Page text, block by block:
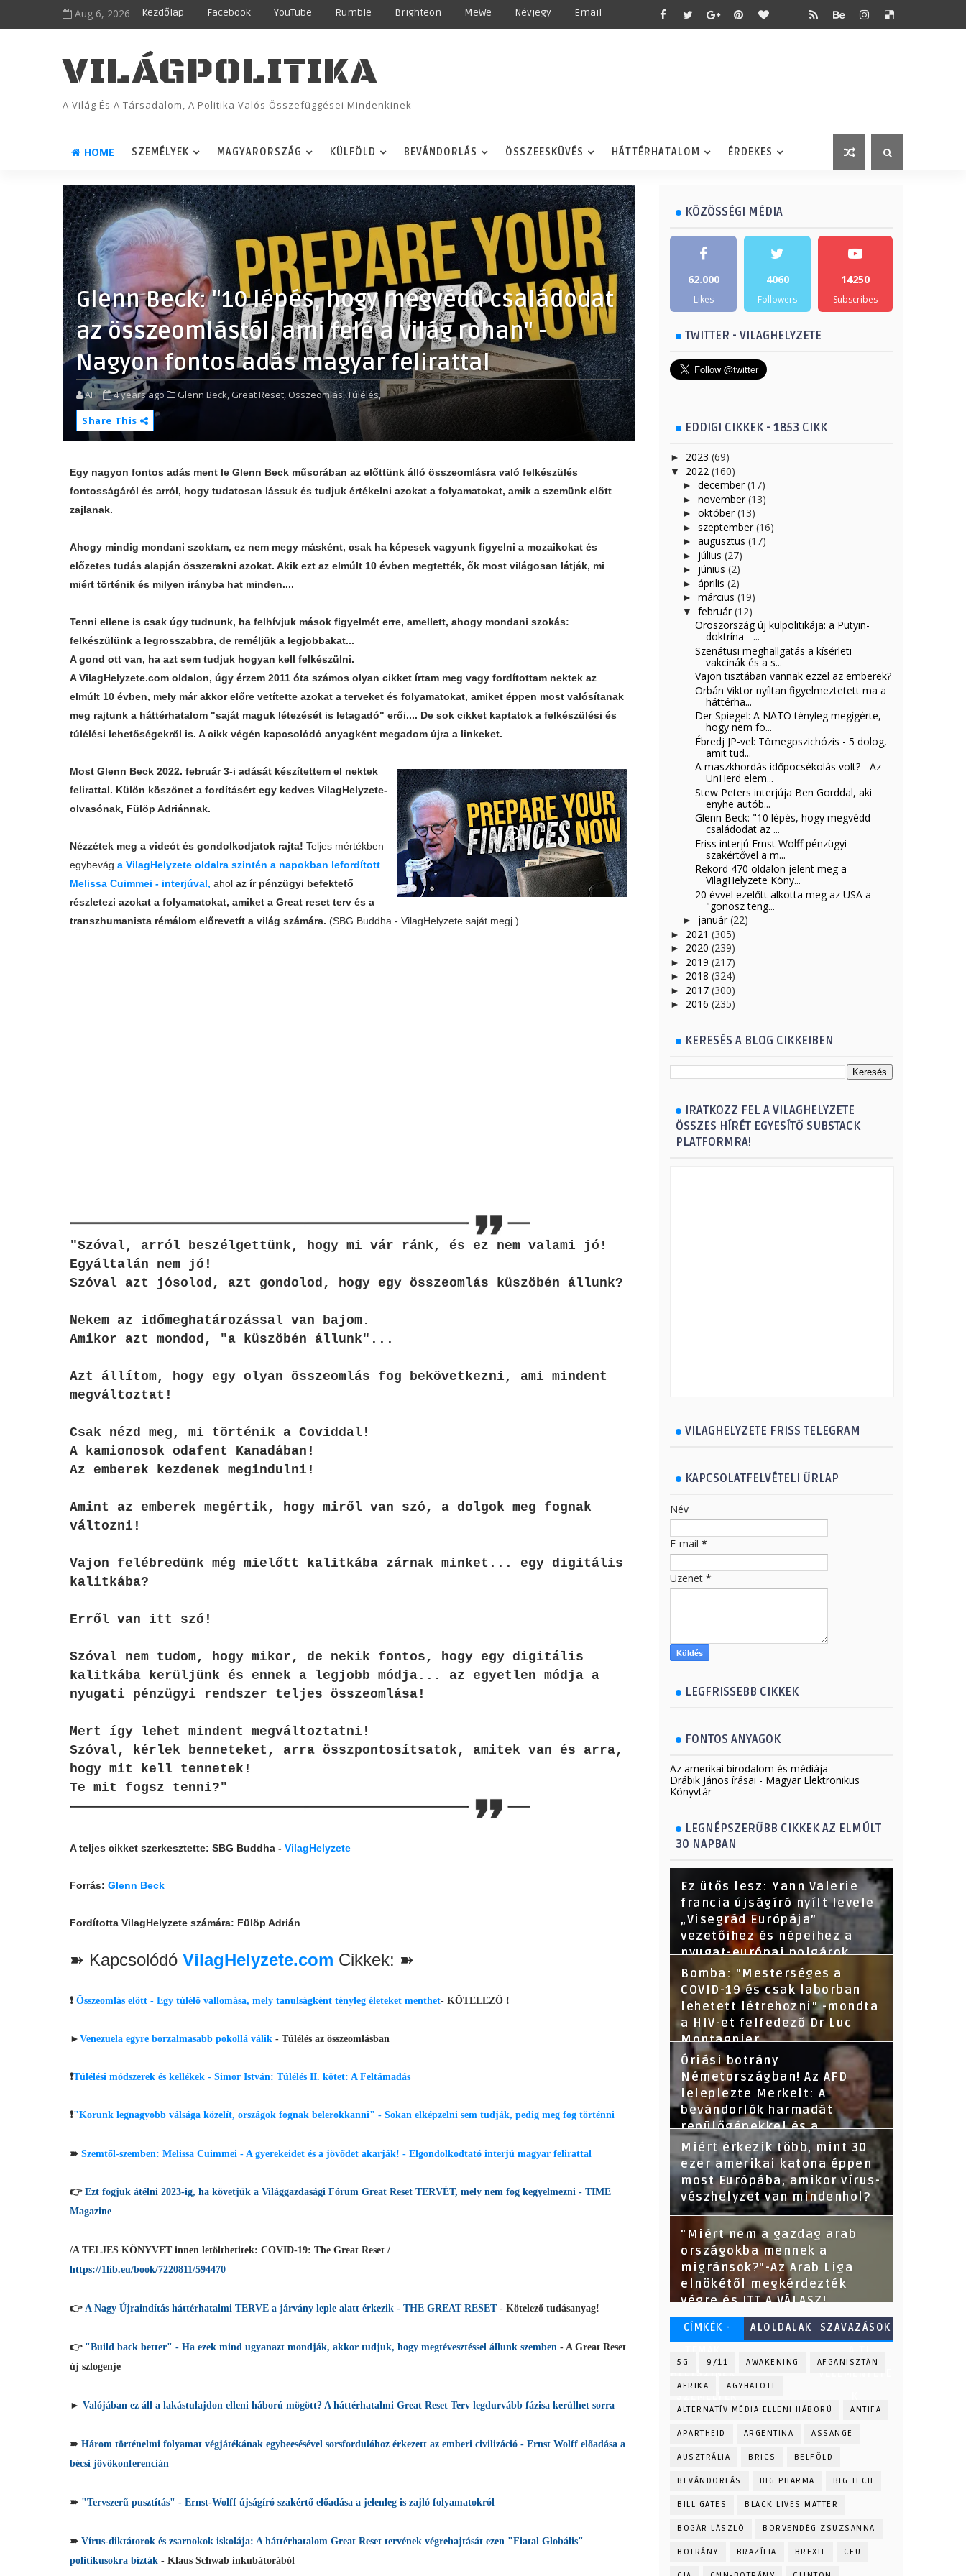
Aug 6, 2026 Kezdőlap Facebook YouTube Rumble Brighteon MeWe Névjegy Email
VILÁGPOLITIKA
A Világ És A Társadalom, A Politika Valós Összefüggései Mindenkinek
HOME SZEMÉLYEK MAGYARORSZÁG KÜLFÖLD BEVÁNDORLÁS ÖSSZEESKÜVÉS HÁTTÉRHATALOM ÉRDEKES
Glenn Beck: "10 lépés, hogy megvédd családodat
az összeomlástól, ami felé a világ rohan" -
Nagyon fontos adás magyar felirattal
AH 4 years ago Glenn Beck, Great Reset, Összeomlás,Túlélés,
Share This
Egy nagyon fontos adás ment le Glenn Beck műsorában az előttünk álló összeomlásra való felkészülés
fontosságáról és arról, hogy tudatosan lássuk és tudjuk értékelni azokat a folyamatokat, amik a szemünk előtt
zajlanak.
Ahogy mindig mondani szoktam, ez nem megy másként, csak ha képesek vagyunk figyelni a mozaikokat és
előzetes tudás alapján összerakni azokat. Akik ezt az elmúlt 10 évben megtették, ők most világosan látják, mi
miért történik és milyen irányba hat minden....
Tenni ellene is csak úgy tudnunk, ha felhívjuk mások figyelmét erre, amellett, ahogy mondani szokás:
felkészülünk a legrosszabbra, de reméljük a legjobbakat...
A gond ott van, ha azt sem tudjuk hogyan kell felkészülni.
A VilagHelyzete.com oldalon, úgy érzem 2011 óta számos olyan cikket írtam meg vagy fordítottam nektek az
elmúlt 10 évben, mely már akkor előre vetítette azokat a terveket és folyamatokat, amiket éppen most valósítanak
meg rajtunk a háttérhatalom "saját maguk létezését is letagadó" erői.... De sok cikket kaptatok a felkészülési és
túlélési lehetőségekről is. A cikk végén kapcsolódó anyagként megadom újra a linkeket.
Most Glenn Beck 2022. február 3-i adását készítettem el nektek
felirattal. Külön köszönet a fordításért egy kedves VilagHelyzete-
olvasónak, Fülöp Adriánnak.
Nézzétek meg a videót és gondolkodjatok rajta! Teljes mértékben
egybevág a VilagHelyzete oldalra szintén a napokban lefordított
Melissa Cuimmei - interjúval, ahol az ír pénzügyi befektető
részletezi azokat a folyamatokat, amiket a Great reset terv és a
transzhumanista rémálom előrevetít a világ számára. (SBG Buddha - VilagHelyzete saját megj.)
"Szóval, arról beszélgettünk, hogy mi vár ránk, és ez nem valami jó!
Egyáltalán nem jó!
Szóval azt jósolod, azt gondolod, hogy egy összeomlás küszöbén állunk?
Nekem az időmeghatározással van bajom.
Amikor azt mondod, "a küszöbén állunk"...
Azt állítom, hogy egy olyan összeomlás fog bekövetkezni, ami mindent
megváltoztat!
Csak nézd meg, mi történik a Coviddal!
A kamionosok odafent Kanadában!
Az emberek kezdenek megindulni!
Amint az emberek megértik, hogy miről van szó, a dolgok meg fognak
változni!
Vajon felébredünk még mielőtt kalitkába zárnak minket... egy digitális
kalitkába?
Erről van itt szó!
Szóval nem tudom, hogy mikor, de nekik fontos, hogy egy digitális
kalitkába kerüljünk és ennek a legjobb módja... az egyetlen módja a
nyugati pénzügyi rendszer teljes összeomlása!
Mert így lehet mindent megváltoztatni!
Szóval, kérlek benneteket, arra összpontosítsatok, amitek van és arra,
hogy mit kell tennetek!
Te mit fogsz tenni?"
A teljes cikket szerkesztette: SBG Buddha - VilagHelyzete
Forrás: Glenn Beck
Fordította VilagHelyzete számára: Fülöp Adrián
➽ Kapcsolódó VilagHelyzete.com Cikkek: ➽
❗ Összeomlás előtt - Egy túlélő vallomása, mely tanulságként tényleg életeket menthet- KÖTELEZŐ !
► Venezuela egyre borzalmasabb pokollá válik - Túlélés az összeomlásban
❗Túlélési módszerek és kellékek - Simor István: Túlélés II. kötet: A Feltámadás
❗"Korunk legnagyobb válsága közelít, országok fognak belerokkanni" - Sokan elképzelni sem tudják, pedig meg fog történni
➽ Szemtől-szemben: Melissa Cuimmei - A gyerekeidet és a jövődet akarják! - Elgondolkodtató interjú magyar felirattal
👉 Ezt fogjuk átélni 2023-ig, ha követjük a Világgazdasági Fórum Great Reset TERVÉT, mely nem fog kegyelmezni - TIME
Magazine
/A TELJES KÖNYVET innen letölthetitek: COVID-19: The Great Reset /
https://1lib.eu/book/7220811/594470
👉 A Nagy Újraindítás háttérhatalmi TERVE a járvány leple alatt érkezik - THE GREAT RESET - Kötelező tudásanyag!
👉 "Build back better" - Ha ezek mind ugyanazt mondják, akkor tudjuk, hogy megtévesztéssel állunk szemben - A Great Reset
új szlogenje
► Valójában ez áll a lakástulajdon elleni háború mögött? A háttérhatalmi Great Reset Terv legdurvább fázisa kerülhet sorra
➽ Három történelmi folyamat végjátékának egybeesésével sorsfordulóhoz érkezett az emberi civilizáció - Ernst Wolff előadása a
bécsi jövőkonferencián
➽ "Tervszerű pusztítás" - Ernst-Wolff újságíró szakértő előadása a jelenleg is zajló folyamatokról
➽ Vírus-diktátorok és zsarnokok iskolája: A háttérhatalom Great Reset tervének végrehajtását ezen "Fiatal Globális"
politikusokra bízták - Klaus Schwab inkubátorából
KÖZÖSSÉGI MÉDIA
62.000
Likes
4060
Followers
14250
Subscribes
TWITTER - VILAGHELYZETE
EDDIGI CIKKEK - 1853 CIKK
► 2023 (69)
▼ 2022 (160)
► december (17)
► november (13)
► október (13)
► szeptember (16)
► augusztus (17)
► július (27)
► június (2)
► április (2)
► március (19)
▼ február (12)
Oroszország új külpolitikája: a Putyin-
doktrína - ...
Szenátusi meghallgatás a kísérleti
vakcinák és a s...
Vajon tisztában vannak ezzel az emberek?
Orbán Viktor nyíltan figyelmeztetett ma a
háttérha...
Der Spiegel: A NATO tényleg megígérte,
hogy nem fo...
Ébredj JP-vel: Tömegpszichózis - 5 dolog,
amit tud...
A maszkhordás időpocsékolás volt? - Az
UnHerd elem...
Stew Peters interjúja Ben Gorddal, aki
enyhe autób...
Glenn Beck: "10 lépés, hogy megvédd
családodat az ...
Friss interjú Ernst Wolff pénzügyi
szakértővel a m...
Rekord 470 oldalon jelent meg a
VilagHelyzete Köny...
20 évvel ezelőtt alkotta meg az USA a
"gonosz teng...
► január (22)
► 2021 (305)
► 2020 (239)
► 2019 (217)
► 2018 (324)
► 2017 (300)
► 2016 (235)
KERESÉS A BLOG CIKKEIBEN
IRATKOZZ FEL A VILAGHELYZETE
ÖSSZES HÍRÉT EGYESÍTŐ SUBSTACK
PLATFORMRA!
VILAGHELYZETE FRISS TELEGRAM
KAPCSOLATFELVÉTELI ŰRLAP
Név
E-mail *
Üzenet *
LEGFRISSEBB CIKKEK
FONTOS ANYAGOK
Az amerikai birodalom és médiája
Drábik János írásai - Magyar Elektronikus
Könyvtár
LEGNÉPSZERŰBB CIKKEK AZ ELMÚLT
30 NAPBAN
Ez ütős lesz: Yann Valerie
francia újságíró nyílt levele
„Visegrád Európája”
vezetőihez és népeihez a
nyugat-európai polgárok
nevében - Segítsetek!
Bomba: "Mesterséges a
COVID-19 és csak laborban
lehetett létrehozni" -mondta
a HIV-et felfedező Dr Luc
Montagnier
Óriási botrány
Németországban! Az AFD
leleplezte Merkelt: A
bevándorlók harmadát
repülőgépekkel és a
törvényeket megsértve
hozták be-derült ki az adatok
kikérése után.
Miért érkezik több, mint 30
ezer amerikai katona éppen
most Európába, amikor vírus-
vészhelyzet van mindenhol?
"Miért nem a gazdag arab
országokba mennek a
migránsok?"-Az Arab Liga
elnökétől megkérdezték
végre és ITT A VÁLASZ!
CÍMKÉK -
ALOLDALAK
SZAVAZÁSOK
5G 9/11 AWAKENING AFGANISZTÁN
AFRIKA AGYHALOTT
ALTERNATÍV MÉDIA ELLENI HÁBORÚ ANTIFA
APARTHEID ARGENTINA ASSANGE
AUSZTRÁLIA BRICS BELFÖLD
BEVÁNDORLÁS BIG PHARMA BIG TECH
BILL GATES BLACK LIVES MATTER
BOGÁR LÁSZLÓ BORVENDÉG ZSUZSANNA
BOTRÁNY BRAZÍLIA BREXIT CEU